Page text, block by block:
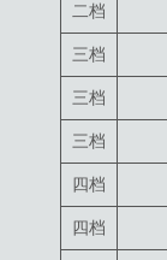
二档
三档
三档
三档
四档
四档